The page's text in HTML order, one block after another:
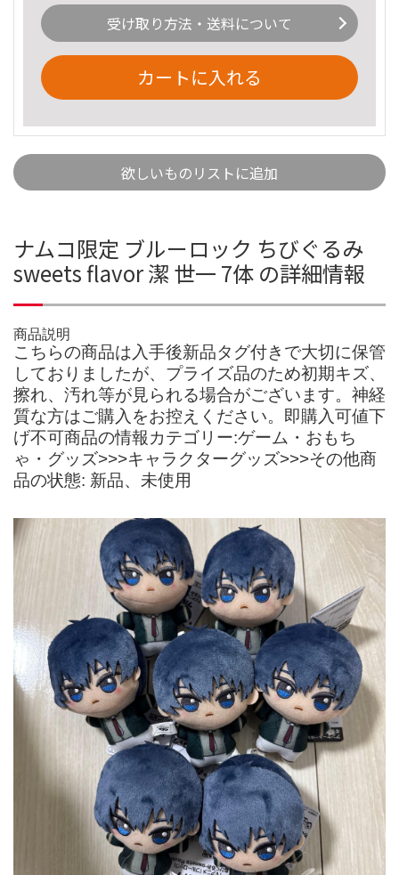
受け取り方法・送料について
カートに入れる
欲しいものリストに追加
ナムコ限定 ブルーロック ちびぐるみ
sweets flavor 潔 世一 7体 の詳細情報
商品説明
こちらの商品は入手後新品タグ付きで大切に保管
しておりましたが、プライズ品のため初期キズ、
擦れ、汚れ等が見られる場合がございます。神経
質な方はご購入をお控えください。即購入可値下
げ不可商品の情報カテゴリー:ゲーム・おもち
ゃ・グッズ>>>キャラクターグッズ>>>その他商
品の状態: 新品、未使用